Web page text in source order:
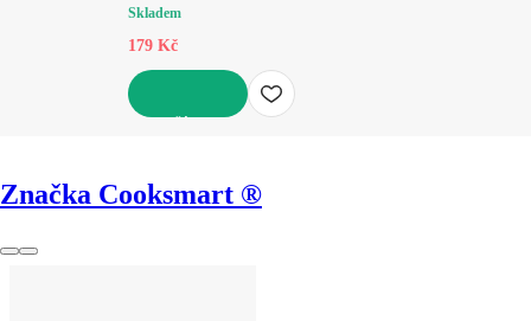
Skladem
179 Kč
Značka Cooksmart ®